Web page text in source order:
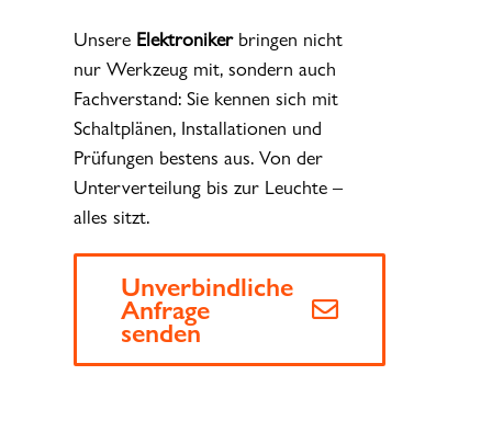
Unsere Elektronikerbringen nicht
nur Werkzeug mit, sondern auch
Fachverstand: Sie kennen sich mit
Schaltplänen, Installationen und
Prüfungen bestens aus. Von der
Unterverteilung bis zur Leuchte –
alles sitzt.
Unverbindliche
Anfrage
senden